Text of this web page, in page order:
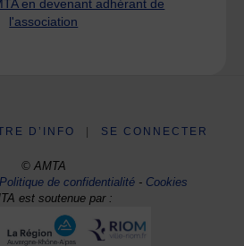
en devenant adhérant de
l'association
D’INFO SE CONNECTER
© AMTA
de confidentialité- Cookies
est soutenue par :